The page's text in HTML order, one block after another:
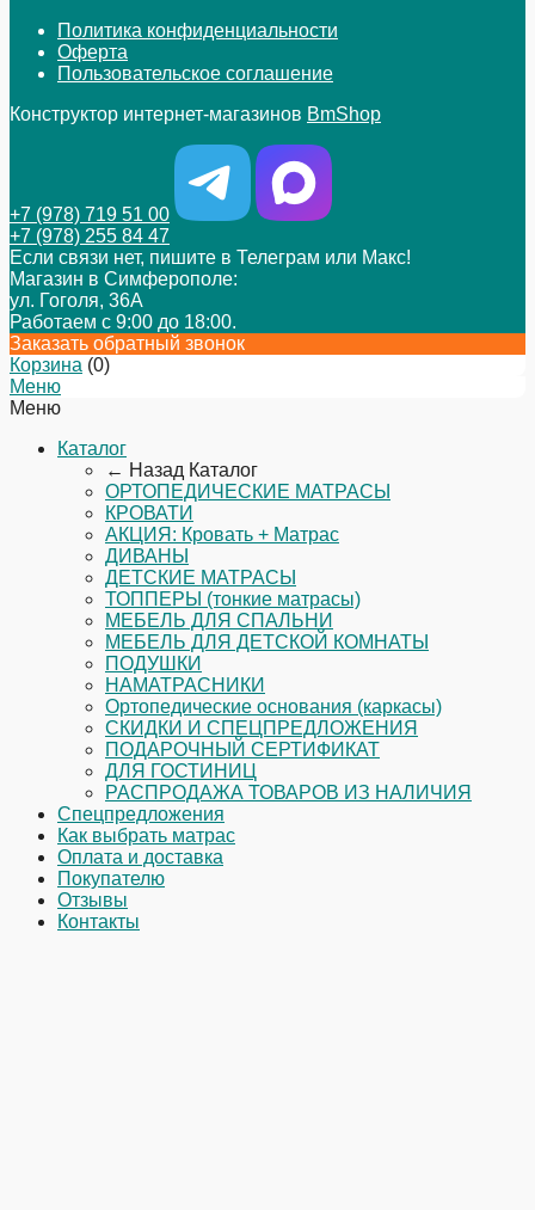
Политика конфиденциальности
Оферта
Пользовательское соглашение
Конструктор интернет-магазинов BmShop
+7 (978) 719 51 00
+7 (978) 255 84 47
Если связи нет, пишите в Телеграм или Макс!
Магазин в Симферополе:
ул. Гоголя, 36А
Работаем с 9:00 до 18:00.
Заказать обратный звонок
Корзина (0)
Меню
Меню
Каталог
← Назад Каталог
ОРТОПЕДИЧЕСКИЕ МАТРАСЫ
КРОВАТИ
АКЦИЯ: Кровать + Матрас
ДИВАНЫ
ДЕТСКИЕ МАТРАСЫ
ТОППЕРЫ (тонкие матрасы)
МЕБЕЛЬ ДЛЯ СПАЛЬНИ
МЕБЕЛЬ ДЛЯ ДЕТСКОЙ КОМНАТЫ
ПОДУШКИ
НАМАТРАСНИКИ
Ортопедические основания (каркасы)
СКИДКИ И СПЕЦПРЕДЛОЖЕНИЯ
ПОДАРОЧНЫЙ СЕРТИФИКАТ
ДЛЯ ГОСТИНИЦ
РАСПРОДАЖА ТОВАРОВ ИЗ НАЛИЧИЯ
Спецпредложения
Как выбрать матрас
Оплата и доставка
Покупателю
Отзывы
Контакты